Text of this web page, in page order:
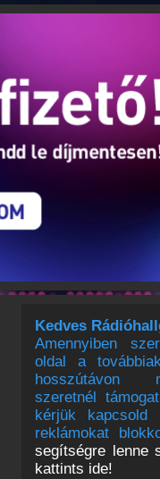
Kedves
Amennyiben
oldal a
hosszútávon
szeretnél
kérjük
reklámokat
segítségre lenne
kattints ide!